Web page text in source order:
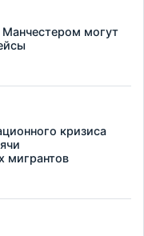
могут
кризиса
мигрантов